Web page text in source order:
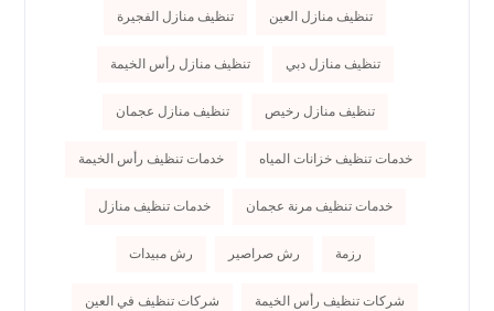
تنظيف منازل العين تنظيف منازل الفجيرة
تنظيف منازل دبي تنظيف منازل رأس الخيمة
تنظيف منازل رخيص تنظيف منازل عجمان
خدمات تنظيف خزانات المياه خدمات تنظيف رأس الخيمة
خدمات تنظيف مرنة عجمان خدمات تنظيف منازل
رزمة رش صراصير رش مبيدات
شركات تنظيف رأس الخيمة شركات تنظيف في العين